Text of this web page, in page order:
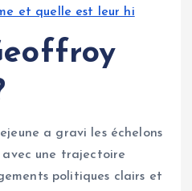
et quelle est leur hi
a gravi les échelons
avec une trajectoire
politiques clairs et